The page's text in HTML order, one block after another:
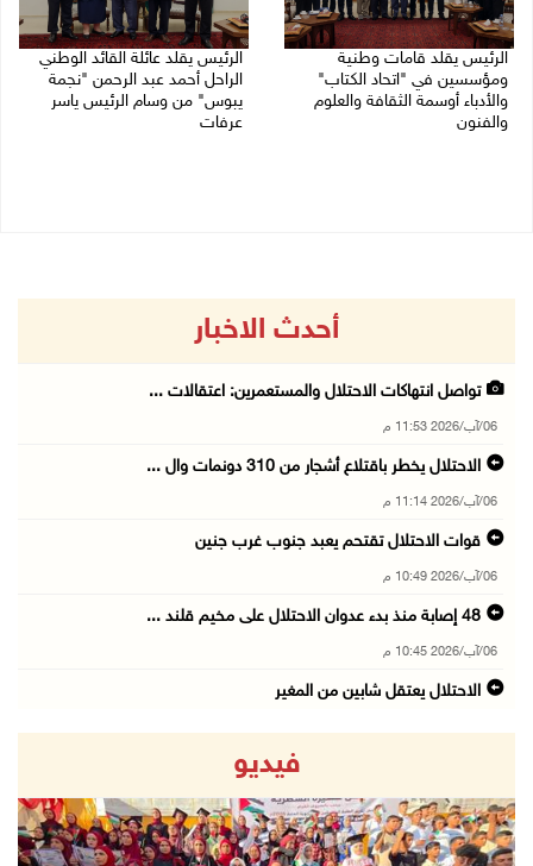
الرئيس يقلد قامات وطنية
ومؤسسين في "اتحاد الكتاب"
والأدباء أوسمة الثقافة والعلوم
والفنون
الرئيس يقلد عائلة القائد الوطني
الراحل أحمد عبد الرحمن "نجمة
يبوس" من وسام الرئيس ياسر
عرفات
أحدث الاخبار
تواصل انتهاكات الاحتلال والمستعمرين: اعتقالات ...
06/آب/2026 11:53 م
الاحتلال يخطر باقتلاع أشجار من 310 دونمات وال ...
06/آب/2026 11:14 م
قوات الاحتلال تقتحم يعبد جنوب غرب جنين
06/آب/2026 10:49 م
48 إصابة منذ بدء عدوان الاحتلال على مخيم قلند ...
06/آب/2026 10:45 م
الاحتلال يعتقل شابين من المغير
وزير الداخلية يبحث مع مكافحة المخدرات الدولي ...
06/آب/2026 10:01 م
رئيس بلدية الخليل يطلع وفدا أميركيا على تطورا ...
فيديو